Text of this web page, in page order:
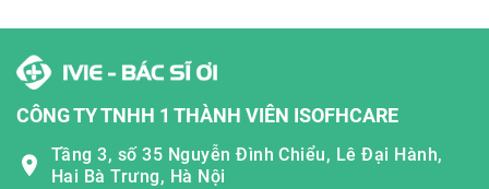
CÔNG TY TNHH 1 THÀNH VIÊN ISOFHCARE
Tầng 3, số 35 Nguyễn Đình Chiểu, Lê Đại Hành,
Hai Bà Trưng, Hà Nội